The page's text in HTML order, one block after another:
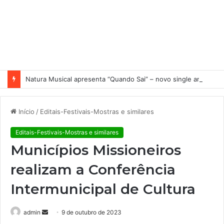
Início / Editais-Festivais-Mostras e similares
Editais-Festivais-Mostras e similares
Municípios Missioneiros
realizam a Conferência
Intermunicipal de Cultura
admin 9 de outubro de 2023